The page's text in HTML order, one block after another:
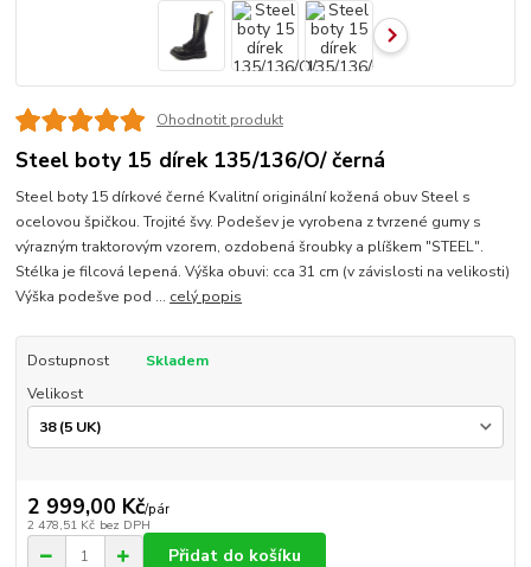
Ohodnotit produkt
Steel boty 15 dírek 135/136/O/ černá
Steel boty 15 dírkové černé Kvalitní originální kožená obuv Steel s
ocelovou špičkou. Trojité švy. Podešev je vyrobena z tvrzené gumy s
výrazným traktorovým vzorem, ozdobená šroubky a plíškem "STEEL".
Stélka je filcová lepená. Výška obuvi: cca 31 cm (v závislosti na velikosti)
Výška podešve pod ... celý popis
Dostupnost
Skladem
Velikost
2 999,00 Kč/pár
2 478,51 Kč bez DPH
Přidat do košíku